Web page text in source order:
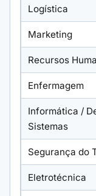
Logística
Marketing
Recursos
Enfermagem
Informática /
Sistemas
Segurança do
Eletrotécnica